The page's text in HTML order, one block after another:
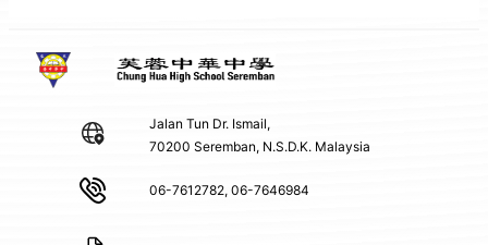
Jalan Tun Dr. Ismail,
70200 Seremban, N.S.D.K. Malaysia
06-7612782, 06-7646984